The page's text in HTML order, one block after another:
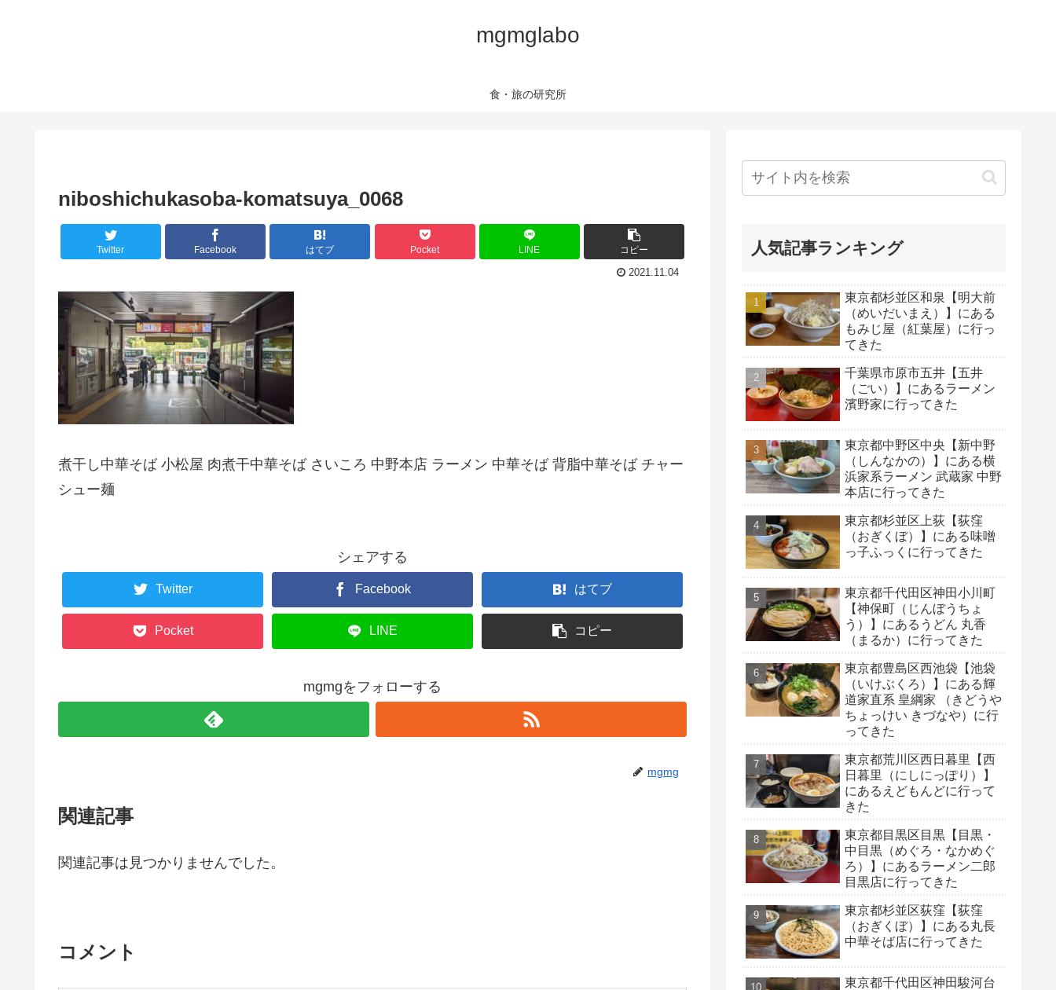
mgmglabo
食・旅の研究所
niboshichukasoba-komatsuya_0068
Twitter Facebook はてブ Pocket LINE コピー
2021.11.04
煮干し中華そば 小松屋 肉煮干中華そば さいころ 中野本店 ラーメン 中華そば 背脂中華そば チャー
シュー麺
シェアする
Twitter Facebook はてブ
Pocket LINE コピー
mgmgをフォローする
mgmg
関連記事
関連記事は見つかりませんでした。
コメント
人気記事ランキング
東京都杉並区和泉【明大前
（めいだいまえ）】にある
もみじ屋（紅葉屋）に行っ
てきた
千葉県市原市五井【五井
（ごい）】にあるラーメン
濱野家に行ってきた
東京都中野区中央【新中野
（しんなかの）】にある横
浜家系ラーメン 武蔵家 中野
本店に行ってきた
東京都杉並区上荻【荻窪
（おぎくぼ）】にある味噌
っ子ふっくに行ってきた
東京都千代田区神田小川町
【神保町（じんぼうちょ
う）】にあるうどん 丸香
（まるか）に行ってきた
東京都豊島区西池袋【池袋
（いけぶくろ）】にある輝
道家直系 皇綱家 （きどうや
ちょっけい きづなや）に行
ってきた
東京都荒川区西日暮里【西
日暮里（にしにっぽり）】
にあるえどもんどに行って
きた
東京都目黒区目黒【目黒・
中目黒（めぐろ・なかめぐ
ろ）】にあるラーメン二郎
目黒店に行ってきた
東京都杉並区荻窪【荻窪
（おぎくぼ）】にある丸長
中華そば店に行ってきた
東京都千代田区神田駿河台